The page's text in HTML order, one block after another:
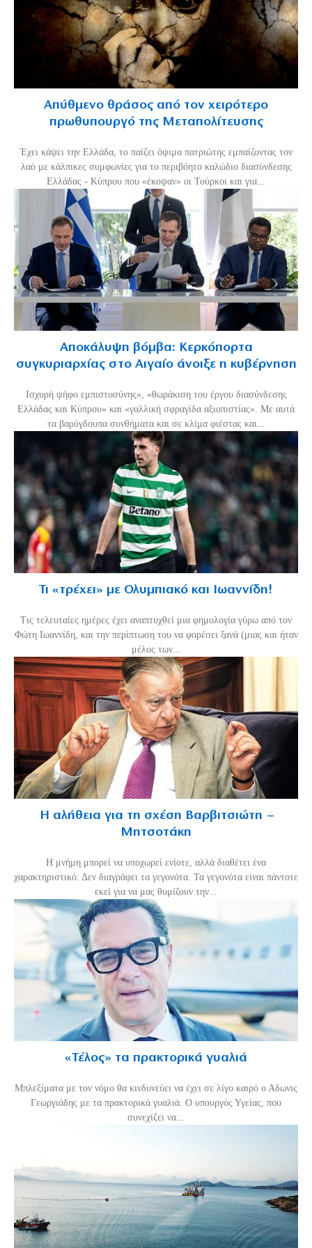
Απύθμενο θράσος από τον χειρότερο
πρωθυπουργό της Μεταπολίτευσης
Έχει κάψει την Ελλάδα, το παίζει όψιμα πατριώτης εμπαίζοντας τον
λαό με κάλπικες συμφωνίες για το περιβόητο καλώδιο διασύνδεσης
Ελλάδας - Κύπρου που «έκοψαν» οι Τούρκοι και για...
Αποκάλυψη βόμβα: Κερκόπορτα
συγκυριαρχίας στο Αιγαίο άνοιξε η κυβέρνηση
Ισχυρή ψήφο εμπιστοσύνης», «θωράκιση του έργου διασύνδεσης
Ελλάδας και Κύπρου» και «γαλλική σφραγίδα αξιοπιστίας». Με αυτά
τα βαρύγδουπα συνθήματα και σε κλίμα φιέστας και...
Τι «τρέχει» με Ολυμπιακό και Ιωαννίδη!
Τις τελευταίες ημέρες έχει αναπτυχθεί μια φημολογία γύρω από τον
Φώτη Ιωαννίδη, και την περίπτωση του να φορέσει ξανά (μιας και ήταν
μέλος των...
Η αλήθεια για τη σχέση Βαρβιτσιώτη –
Μητσοτάκη
H μνήμη μπορεί να υποχωρεί ενίοτε, αλλά διαθέτει ένα
χαρακτηριστικό: Δεν διαγράφει τα γεγονότα. Τα γεγονότα είναι πάντοτε
εκεί για να μας θυμίζουν την...
«Τέλος» τα πρακτορικά γυαλιά
Μπλεξίματα με τον νόμο θα κινδυνεύει να έχει σε λίγο καιρό ο Αδωνις
Γεωργιάδης με τα πρακτορικά γυαλιά. Ο υπουργός Υγείας, που
συνεχίζει να...